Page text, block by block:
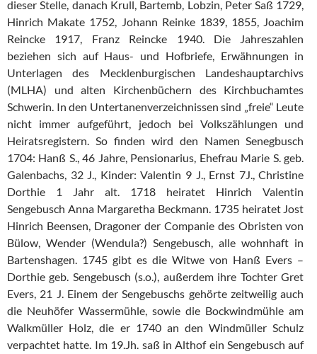
dieser Stelle, danach Krull, Bartemb, Lobzin, Peter Saß 1729,
Hinrich Makate 1752, Johann Reinke 1839, 1855, Joachim
Reincke 1917, Franz Reincke 1940. Die Jahreszahlen
beziehen sich auf Haus- und Hofbriefe, Erwähnungen in
Unterlagen des Mecklenburgischen Landeshauptarchivs
(MLHA) und alten Kirchenbüchern des Kirchbuchamtes
Schwerin. In den Untertanenverzeichnissen sind „freie“ Leute
nicht immer aufgeführt, jedoch bei Volkszählungen und
Heiratsregistern. So finden wird den Namen Senegbusch
1704: Hanß S., 46 Jahre, Pensionarius, Ehefrau Marie S. geb.
Galenbachs, 32 J., Kinder: Valentin 9 J., Ernst 7J., Christine
Dorthie 1 Jahr alt. 1718 heiratet Hinrich Valentin
Sengebusch Anna Margaretha Beckmann. 1735 heiratet Jost
Hinrich Beensen, Dragoner der Companie des Obristen von
Bülow, Wender (Wendula?) Sengebusch, alle wohnhaft in
Bartenshagen. 1745 gibt es die Witwe von Hanß Evers –
Dorthie geb. Sengebusch (s.o.), außerdem ihre Tochter Gret
Evers, 21 J. Einem der Sengebuschs gehörte zeitweilig auch
die Neuhöfer Wassermühle, sowie die Bockwindmühle am
Walkmüller Holz, die er 1740 an den Windmüller Schulz
verpachtet hatte. Im 19.Jh. saß in Althof ein Sengebusch auf